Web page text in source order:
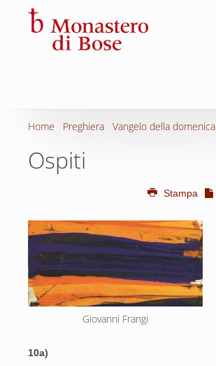
Home Preghiera Vangelo della domenica
Ospiti
Stampa
Giovanni Frangi
10a)